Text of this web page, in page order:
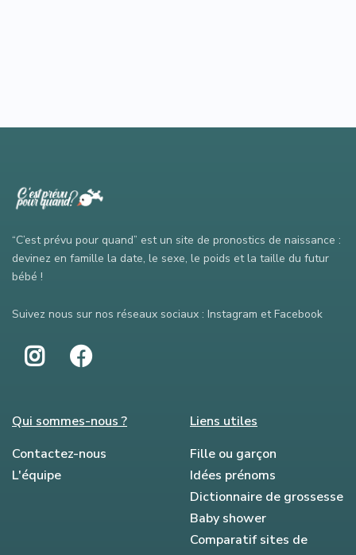
“C’est prévu pour quand” est un site de pronostics de naissance :
devinez en famille la date, le sexe, le poids et la taille du futur
bébé !
Suivez nous sur nos réseaux sociaux : Instagram et Facebook
Qui sommes-nous ?
Contactez-nous
L'équipe
Liens utiles
Fille ou garçon
Idées prénoms
Dictionnaire de grossesse
Baby shower
Comparatif sites de